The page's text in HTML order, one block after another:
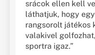
srácok ellen kell
láthatjuk, hogy
rangsorolt játékos
valakivel
sportra igaz.”